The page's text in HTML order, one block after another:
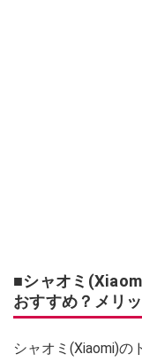
■シャオミ
おすすめ？メリ
シャオミ(Xiaomi)の